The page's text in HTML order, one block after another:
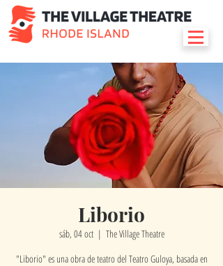
Liborio
sáb, 04 oct
  |
The Village Theatre
"Liborio" es una obra de teatro del Teatro Guloya, basada en